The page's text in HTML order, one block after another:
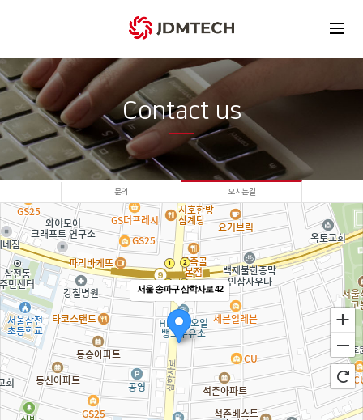
Contact us
문의 오시는길
서울 송파구 삼학사로 42